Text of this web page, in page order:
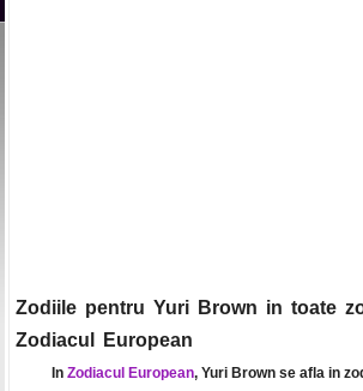
Zodiile pentru Yuri Brown in toate
Zodiacul European
In Zodiacul European, Yuri Brown se afla in